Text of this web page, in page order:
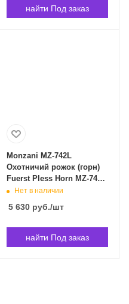
найти Под заказ
Monzani MZ-742L
Охотничий рожок (горн)
Fuerst Pless Horn MZ-742L
в Владивостоке
Нет в наличии
5 630руб./шт
найти Под заказ